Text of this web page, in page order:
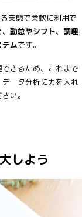
業態で柔軟に利用で
勤怠やシフト、調理
ムです。
きるため、これまで
ータ分析に力を入れ
い。
しよう